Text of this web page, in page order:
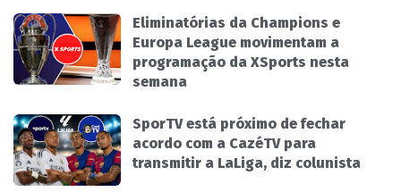
Eliminatórias da Champions e
Europa League movimentam a
programação da XSports nesta
semana
SporTV está próximo de fechar
acordo com a CazéTV para
transmitir a LaLiga, diz colunista